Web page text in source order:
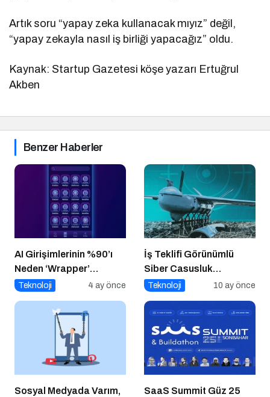
Artık soru “yapay zeka kullanacak mıyız” değil,
“yapay zekayla nasıl iş birliği yapacağız” oldu.
Kaynak: Startup Gazetesi köşe yazarı Ertuğrul
Akben
Benzer Haberler
AI Girişimlerinin %90’ı
Neden ‘Wrapper’
Kalıyor?
Teknoloji 4 ay önce
İş Teklifi Görünümlü
Siber Casusluk
Operasyonu
Teknoloji 10 ay önce
Sosyal Medyada Varım,
SaaS Summit Güz 25